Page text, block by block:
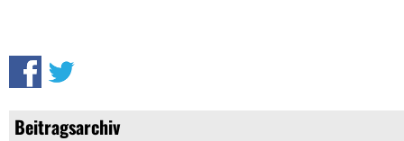
Beitragsarchiv